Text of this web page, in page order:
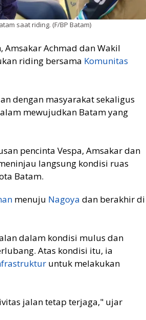
saat riding. (F/BP Batam)
Amsakar Achmad dan Wakil
riding bersama Komunitas
dengan masyarakat sekaligus
mewujudkan Batam yang
pencinta Vespa, Amsakar dan
langsung kondisi ruas
Batam.
menuju Nagoya dan berakhir di
dalam kondisi mulus dan
Atas kondisi itu, ia
untuk melakukan
jalan tetap terjaga," ujar